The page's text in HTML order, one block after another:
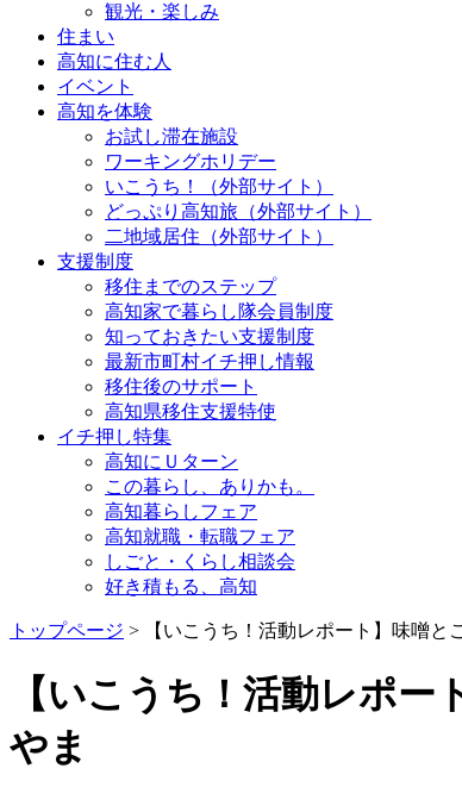
観光・楽しみ
住まい
高知に住む人
イベント
高知を体験
お試し滞在施設
ワーキングホリデー
いこうち！（外部サイト）
どっぷり高知旅（外部サイト）
二地域居住（外部サイト）
支援制度
移住までのステップ
高知家で暮らし隊会員制度
知っておきたい支援制度
最新市町村イチ押し情報
移住後のサポート
高知県移住支援特使
イチ押し特集
高知にＵターン
この暮らし、ありかも。
高知暮らしフェア
高知就職・転職フェア
しごと・くらし相談会
好き積もる、高知
トップページ > 【いこうち！活動レポート】味噌と
【いこうち！活動レポ
やま